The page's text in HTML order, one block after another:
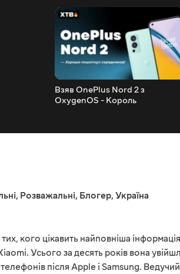
Взяв OnePlus Nord 2 з
OxygenOS - Король
, Розважальні, Блогер, Україна
кого цікавить найповніша
Усього за десять років вона
після Apple і Samsung. Ведучий